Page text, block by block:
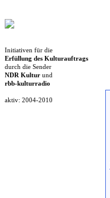
Initiativen für die
Erfüllung des Kulturauftrags
durch die Sender
NDR Kultur und
rbb-kulturradio
aktiv: 2004-2010